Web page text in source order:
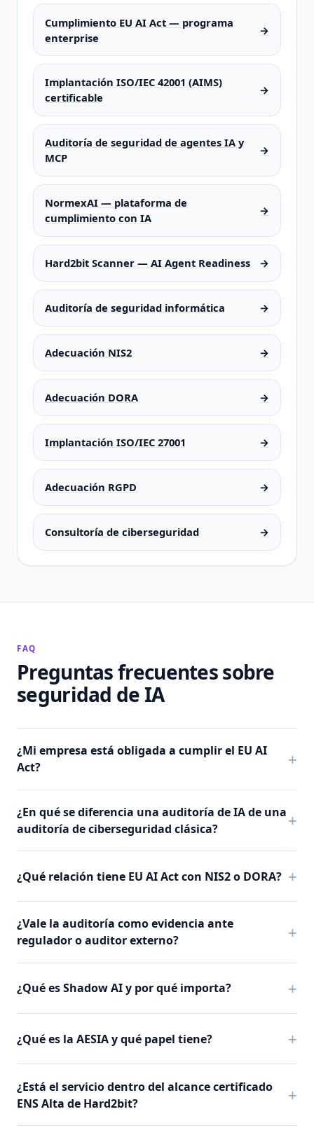
Cumplimiento EU AI Act — programa
enterprise
→
Implantación ISO/IEC 42001 (AIMS)
certificable
→
Auditoría de seguridad de agentes IA y
MCP
→
NormexAI — plataforma de
cumplimiento con IA
→
Hard2bit Scanner — AI Agent Readiness →
Auditoría de seguridad informática →
Adecuación NIS2 →
Adecuación DORA →
Implantación ISO/IEC 27001 →
Adecuación RGPD →
Consultoría de ciberseguridad →
FAQ
Preguntas frecuentes sobre
seguridad de IA
¿Mi empresa está obligada a cumplir el EU AI
Act?
¿En qué se diferencia una auditoría de IA de una
auditoría de ciberseguridad clásica?
¿Qué relación tiene EU AI Act con NIS2 o DORA?
¿Vale la auditoría como evidencia ante
regulador o auditor externo?
¿Qué es Shadow AI y por qué importa?
¿Qué es la AESIA y qué papel tiene?
¿Está el servicio dentro del alcance certificado
ENS Alta de Hard2bit?